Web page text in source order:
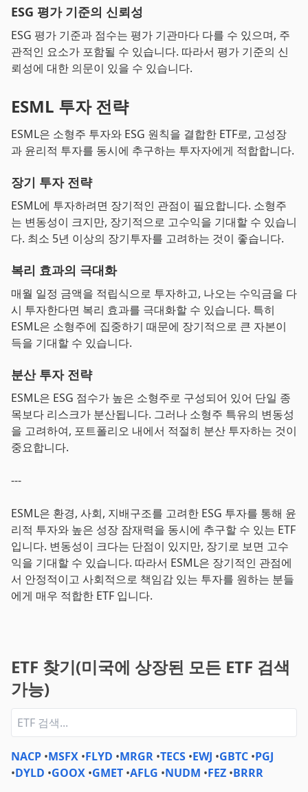
ESG 평가 기준의 신뢰성
ESG 평가 기준과 점수는 평가 기관마다 다를 수 있으며, 주
관적인 요소가 포함될 수 있습니다. 따라서 평가 기준의 신
뢰성에 대한 의문이 있을 수 있습니다.
ESML 투자 전략
ESML은 소형주 투자와 ESG 원칙을 결합한 ETF로, 고성장
과 윤리적 투자를 동시에 추구하는 투자자에게 적합합니다.
장기 투자 전략
ESML에 투자하려면 장기적인 관점이 필요합니다. 소형주
는 변동성이 크지만, 장기적으로 고수익을 기대할 수 있습니
다. 최소 5년 이상의 장기투자를 고려하는 것이 좋습니다.
복리 효과의 극대화
매월 일정 금액을 적립식으로 투자하고, 나오는 수익금을 다
시 투자한다면 복리 효과를 극대화할 수 있습니다. 특히
ESML은 소형주에 집중하기 때문에 장기적으로 큰 자본이
득을 기대할 수 있습니다.
분산 투자 전략
ESML은 ESG 점수가 높은 소형주로 구성되어 있어 단일 종
목보다 리스크가 분산됩니다. 그러나 소형주 특유의 변동성
을 고려하여, 포트폴리오 내에서 적절히 분산 투자하는 것이
중요합니다.
---
ESML은 환경, 사회, 지배구조를 고려한 ESG 투자를 통해 윤
리적 투자와 높은 성장 잠재력을 동시에 추구할 수 있는 ETF
입니다. 변동성이 크다는 단점이 있지만, 장기로 보면 고수
익을 기대할 수 있습니다. 따라서 ESML은 장기적인 관점에
서 안정적이고 사회적으로 책임감 있는 투자를 원하는 분들
에게 매우 적합한 ETF 입니다.
ETF 찾기(미국에 상장된 모든 ETF 검색
가능)
NACP •MSFX •FLYD •MRGR •TECS •EWJ •GBTC •PGJ
•DYLD •GOOX •GMET •AFLG •NUDM •FEZ •BRRR